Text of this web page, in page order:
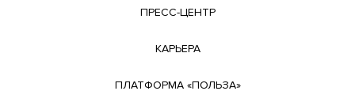
ПРЕСС-ЦЕНТР
КАРЬЕРА
ПЛАТФОРМА «ПОЛЬЗА»